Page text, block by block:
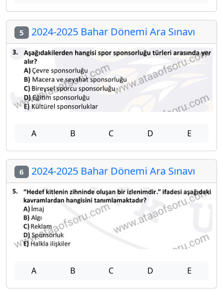
5 2024-2025 Bahar Dönemi Ara Sınavı
A B C D E
6 2024-2025 Bahar Dönemi Ara Sınavı
A B C D E